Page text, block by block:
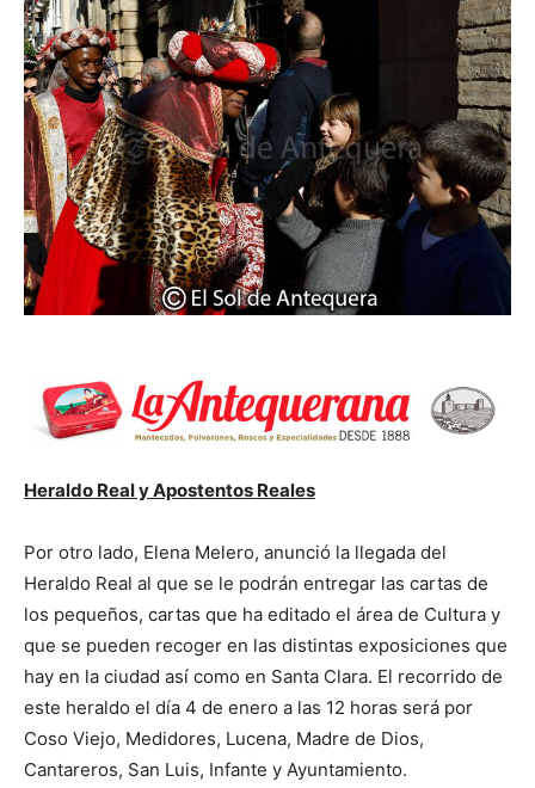
Heraldo Real y Apostentos Reales
Por otro lado, Elena Melero, anunció la llegada del
Heraldo Real al que se le podrán entregar las cartas de
los pequeños, cartas que ha editado el área de Cultura y
que se pueden recoger en las distintas exposiciones que
hay en la ciudad así como en Santa Clara. El recorrido de
este heraldo el día 4 de enero a las 12 horas será por
Coso Viejo, Medidores, Lucena, Madre de Dios,
Cantareros, San Luis, Infante y Ayuntamiento.